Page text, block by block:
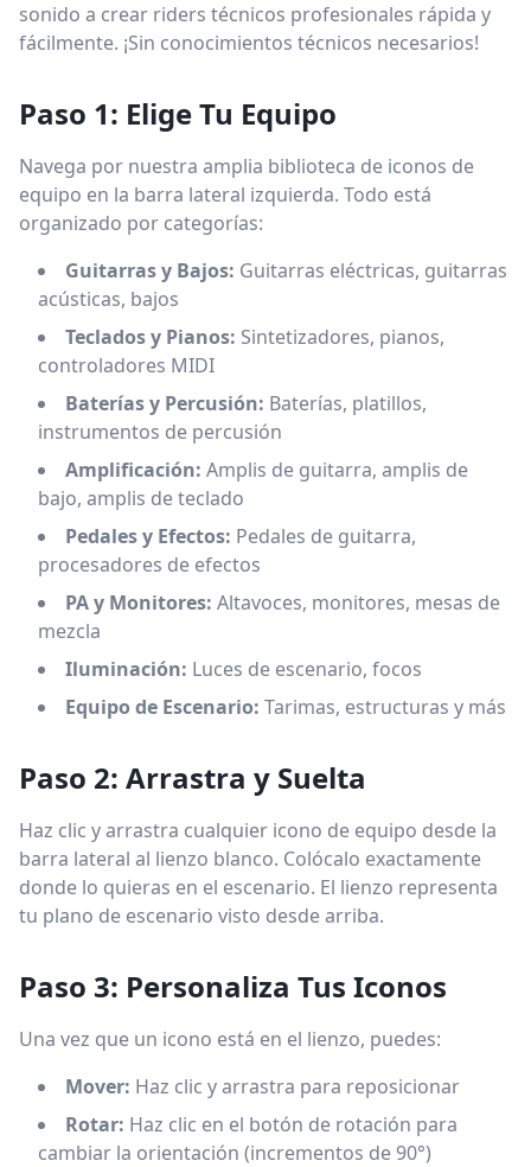
sonido a crear riders técnicos profesionales rápida y
fácilmente. ¡Sin conocimientos técnicos necesarios!
Paso 1: Elige Tu Equipo
Navega por nuestra amplia biblioteca de iconos de
equipo en la barra lateral izquierda. Todo está
organizado por categorías:
Guitarras y Bajos: Guitarras eléctricas, guitarras
acústicas, bajos
Teclados y Pianos: Sintetizadores, pianos,
controladores MIDI
Baterías y Percusión: Baterías, platillos,
instrumentos de percusión
Amplificación: Amplis de guitarra, amplis de
bajo, amplis de teclado
Pedales y Efectos: Pedales de guitarra,
procesadores de efectos
PA y Monitores: Altavoces, monitores, mesas de
mezcla
Iluminación: Luces de escenario, focos
Equipo de Escenario: Tarimas, estructuras y más
Paso 2: Arrastra y Suelta
Haz clic y arrastra cualquier icono de equipo desde la
barra lateral al lienzo blanco. Colócalo exactamente
donde lo quieras en el escenario. El lienzo representa
tu plano de escenario visto desde arriba.
Paso 3: Personaliza Tus Iconos
Una vez que un icono está en el lienzo, puedes:
Mover: Haz clic y arrastra para reposicionar
Rotar: Haz clic en el botón de rotación para
cambiar la orientación (incrementos de 90°)